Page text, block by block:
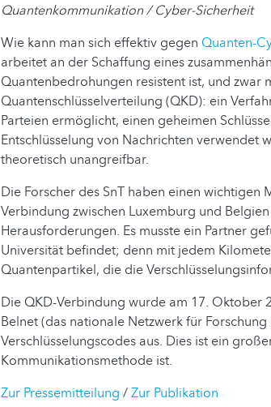
Quantenkommunikation / Cyber-Sicherheit
Wie kann man sich effektiv gegen Quanten-
arbeitet an der Schaffung eines
Quantenbedrohungen resistent ist, und zwar
Quantenschlüsselverteilung (QKD): ein
Parteien ermöglicht, einen geheimen
Entschlüsselung von Nachrichten verwendet
theoretisch unangreifbar.
Die Forscher des SnT haben einen wichtigen
Verbindung zwischen Luxemburg und
Herausforderungen. Es musste ein Partner
Universität befindet; denn mit jedem
Quantenpartikel, die die
Die QKD-Verbindung wurde am 17. Oktober
Belnet (das nationale Netzwerk für
Verschlüsselungscodes aus. Dies ist ein
Kommunikationsmethode ist.
Zur Pressemitteilung /Zur Publikation